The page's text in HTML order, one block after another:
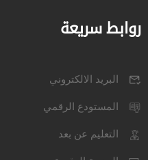
روابط سريعة
البريد الالكتروني
المستودع الرقمي
التعليم عن بعد